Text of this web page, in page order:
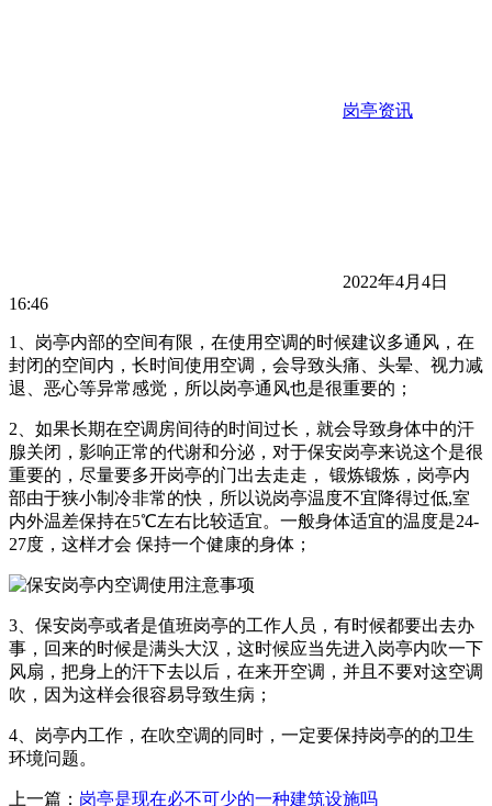
岗亭资讯
2022年4月4日
16:46
1、岗亭内部的空间有限，在使用空调的时候建议多通风，在
封闭的空间内，长时间使用空调，会导致头痛、头晕、视力减
退、恶心等异常感觉，所以岗亭通风也是很重要的；
2、如果长期在空调房间待的时间过长，就会导致身体中的汗
腺关闭，影响正常的代谢和分泌，对于保安岗亭来说这个是很
重要的，尽量要多开岗亭的门出去走走， 锻炼锻炼，岗亭内
部由于狭小制冷非常的快，所以说岗亭温度不宜降得过低,室
内外温差保持在5℃左右比较适宜。一般身体适宜的温度是24-
27度，这样才会 保持一个健康的身体；
3、保安岗亭或者是值班岗亭的工作人员，有时候都要出去办
事，回来的时候是满头大汉，这时候应当先进入岗亭内吹一下
风扇，把身上的汗下去以后，在来开空调，并且不要对这空调
吹，因为这样会很容易导致生病；
4、岗亭内工作，在吹空调的同时，一定要保持岗亭的的卫生
环境问题。
上一篇： 岗亭是现在必不可少的一种建筑设施吗